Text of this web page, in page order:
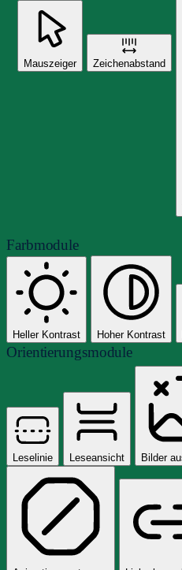
Mauszeiger Zeichenabstand
Farbmodule
Heller Kontrast Hoher Kontrast
Orientierungsmodule
Leselinie Leseansicht Bilder